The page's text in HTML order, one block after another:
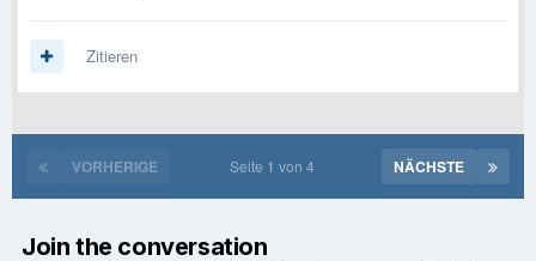
Zitieren
VORHERIGE NÄCHSTE
Seite 1 von 4
Join the conversation